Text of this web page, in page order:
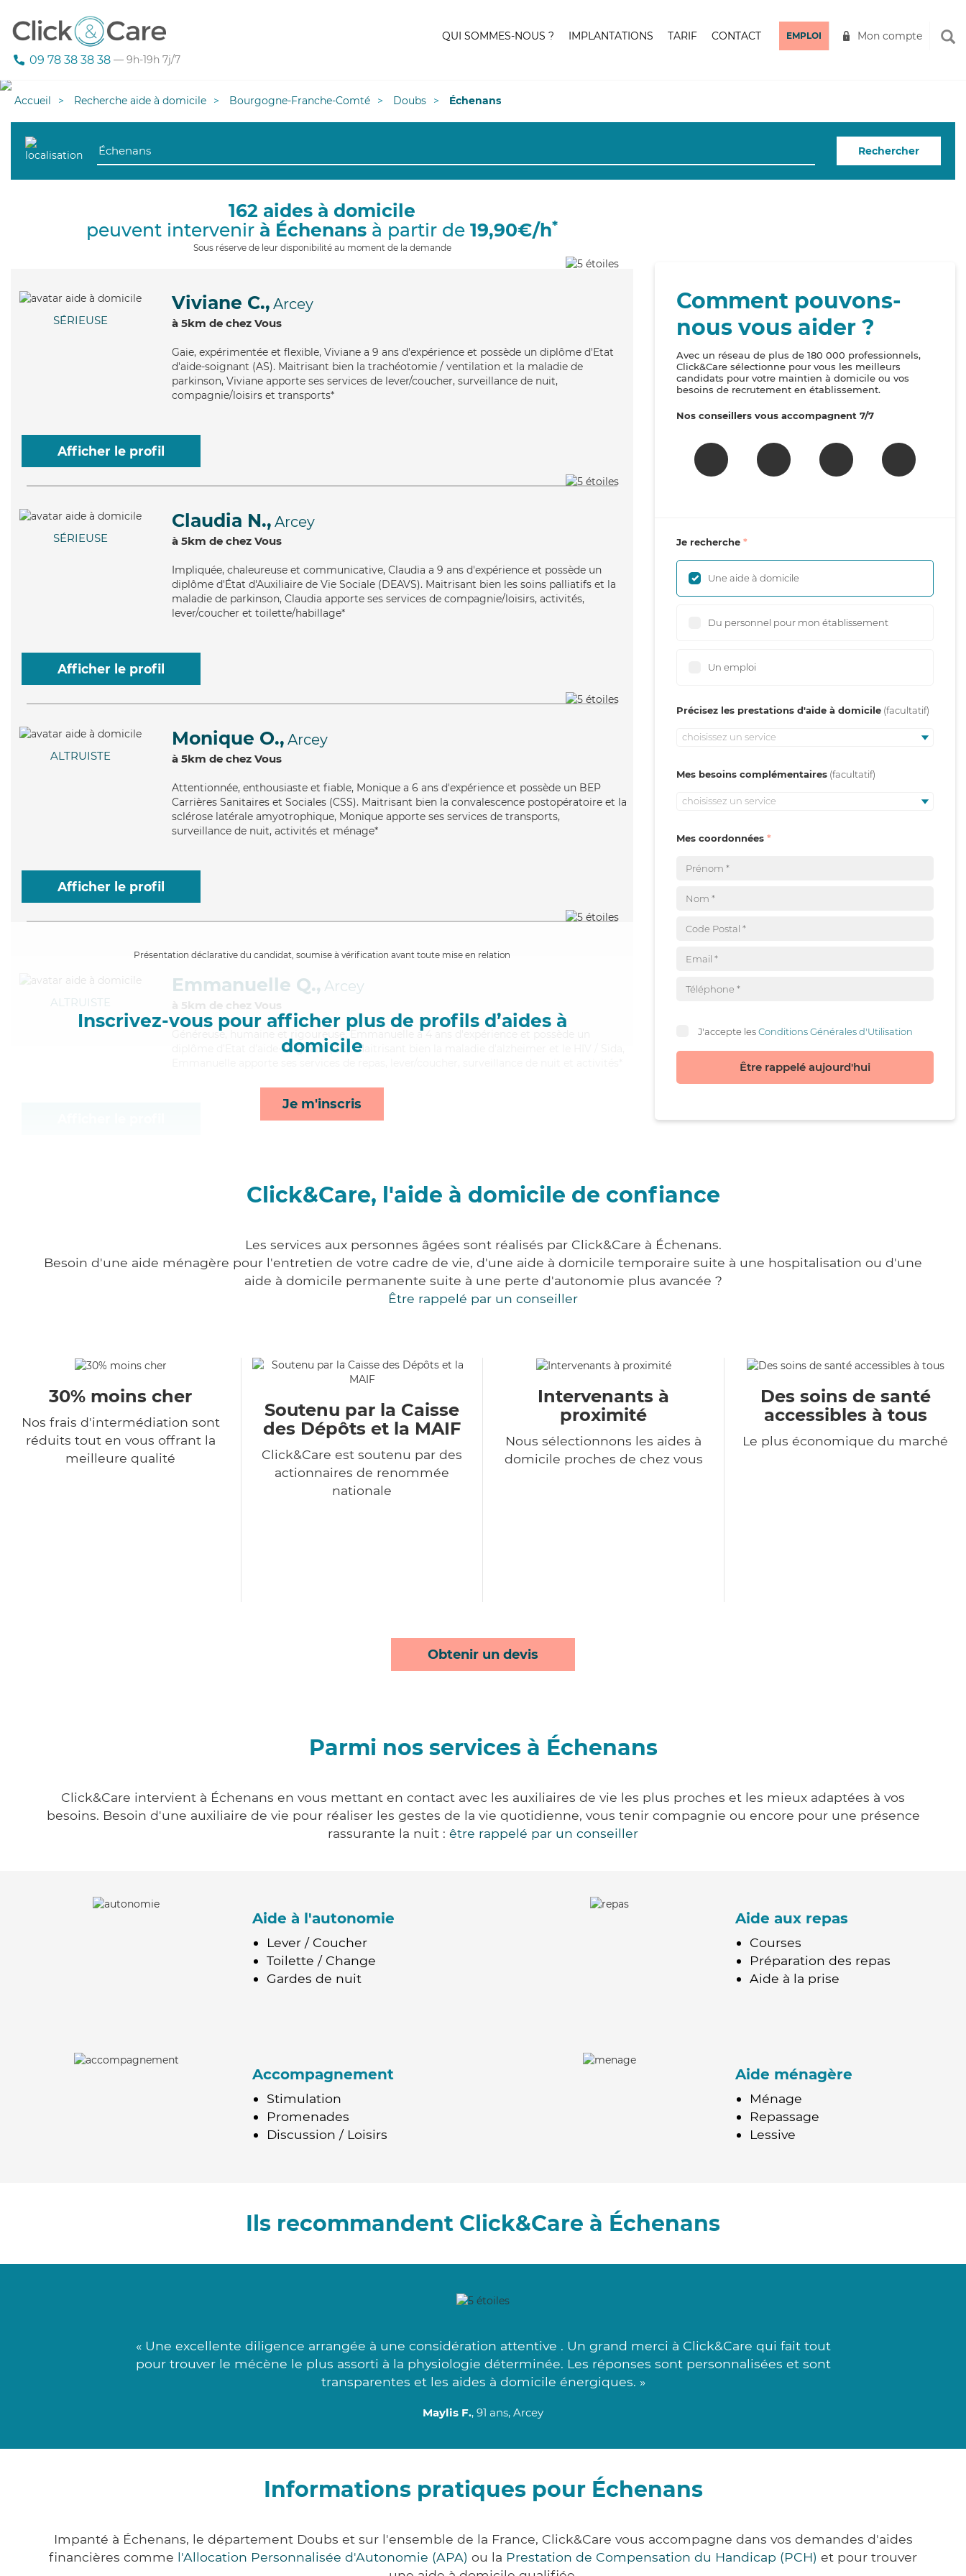
09 78 38 38 38 — 9h-19h 7j/7
QUI SOMMES-NOUS ? IMPLANTATIONS TARIF CONTACT EMPLOI Mon compte
Accueil Recherche aide à domicile Bourgogne-Franche-Comté Doubs Échenans
Rechercher
162 aides à domicile
peuvent intervenir à Échenans à partir de 19,90€/h*
Sous réserve de leur disponibilité au moment de la demande
SÉRIEUSE
Viviane C., Arcey
à 5km de chez Vous
Gaie, expérimentée et flexible, Viviane a 9 ans d'expérience et possède un diplôme d'Etat
d'aide-soignant (AS). Maitrisant bien la trachéotomie / ventilation et la maladie de
parkinson, Viviane apporte ses services de lever/coucher, surveillance de nuit,
compagnie/loisirs et transports*
Afficher le profil
SÉRIEUSE
Claudia N., Arcey
à 5km de chez Vous
Impliquée, chaleureuse et communicative, Claudia a 9 ans d'expérience et possède un
diplôme d'État d'Auxiliaire de Vie Sociale (DEAVS). Maitrisant bien les soins palliatifs et la
maladie de parkinson, Claudia apporte ses services de compagnie/loisirs, activités,
lever/coucher et toilette/habillage*
Afficher le profil
ALTRUISTE
Monique O., Arcey
à 5km de chez Vous
Attentionnée, enthousiaste et fiable, Monique a 6 ans d'expérience et possède un BEP
Carrières Sanitaires et Sociales (CSS). Maitrisant bien la convalescence postopératoire et la
sclérose latérale amyotrophique, Monique apporte ses services de transports,
surveillance de nuit, activités et ménage*
Afficher le profil
Présentation déclarative du candidat, soumise à vérification avant toute mise en relation
Inscrivez-vous pour afficher plus de profils d’aides à
domicile
Je m'inscris
ALTRUISTE
Emmanuelle Q., Arcey
à 5km de chez Vous
Généreuse
, humaine et rigoureuse, Emmanuelle a 4 ans d'expérience et possède un
diplôme d'Etat d'aide-soignant (AS). Maitrisant bien la maladie d'alzheimer et le HIV / Sida,
Comment pouvons-
nous vous aider ?
Avec un réseau de plus de 180 000 professionnels,
Click&Care sélectionne pour vous les meilleurs
candidats pour votre maintien à domicile ou vos
besoins de recrutement en établissement.
Nos conseillers vous accompagnent 7/7
Je recherche
Une aide à domicile
Du personnel pour mon établissement
Un emploi
Précisez les prestations d'aide à domicile
choisissez un service
Mes besoins complémentaires
choisissez un service
Mes coordonnées
J'accepte lesConditions Générales d'Utilisation
Être rappelé aujourd'hui
Click&Care, l'aide à domicile de confiance
Les services aux personnes âgées sont réalisés par Click&Care à Échenans.
Besoin d'une aide ménagère pour l'entretien de votre cadre de vie, d'une aide à domicile temporaire suite à une hospitalisation ou d'une
aide à domicile permanente suite à une perte d'autonomie plus avancée ?
Être rappelé par un conseiller
30% moins cher
Nos frais d'intermédiation sont
réduits tout en vous offrant la
meilleure qualité
Soutenu par la Caisse
des Dépôts et la MAIF
Click&Care est soutenu par des
actionnaires de renommée
nationale
Intervenants à
proximité
Nous sélectionnons les aides à
domicile proches de chez vous
Des soins de santé
accessibles à tous
Le plus économique du marché
Obtenir un devis
Parmi nos services à Échenans
Click&Care intervient à Échenans en vous mettant en contact avec les auxiliaires de vie les plus proches et les mieux adaptées à vos
besoins. Besoin d'une auxiliaire de vie pour réaliser les gestes de la vie quotidienne, vous tenir compagnie ou encore pour une présence
rassurante la nuit : être rappelé par un conseiller
Aide à l'autonomie
Lever / Coucher
Toilette / Change
Gardes de nuit
Aide aux repas
Courses
Préparation des repas
Aide à la prise
Accompagnement
Stimulation
Promenades
Discussion / Loisirs
Aide ménagère
Ménage
Repassage
Lessive
Ils recommandent Click&Care à Échenans
« Une excellente diligence arrangée à une considération attentive . Un grand merci à Click&Care qui fait tout
pour trouver le mécène le plus assorti à la physiologie déterminée. Les réponses sont personnalisées et sont
transparentes et les aides à domicile énergiques. »
Maylis F., 91 ans, Arcey
Informations pratiques pour Échenans
Impanté à Échenans, le département Doubs et sur l'ensemble de la France, Click&Care vous accompagne dans vos demandes d'aides
financières comme l'Allocation Personnalisée d'Autonomie (APA) ou la Prestation de Compensation du Handicap (PCH) et pour trouver